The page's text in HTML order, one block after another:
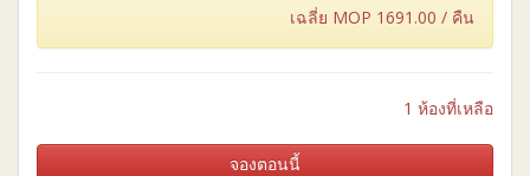
เฉลี่ย MOP 1691.00 / คืน
1 ห้องที่เหลือ
จองตอนนี้